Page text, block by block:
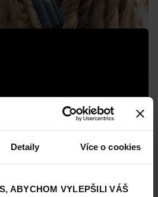
Detaily Více o cookies
ABYCHOM VYLEPŠILI VÁŠ